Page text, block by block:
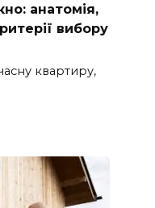
анатомія,
вибору
квартиру,